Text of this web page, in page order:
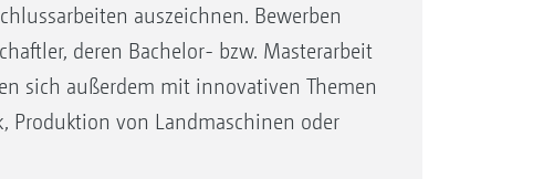
auszeichnen. Bewerben
deren Bachelor- bzw. Masterarbeit
sich außerdem mit innovativen Themen
Produktion von Landmaschinen oder